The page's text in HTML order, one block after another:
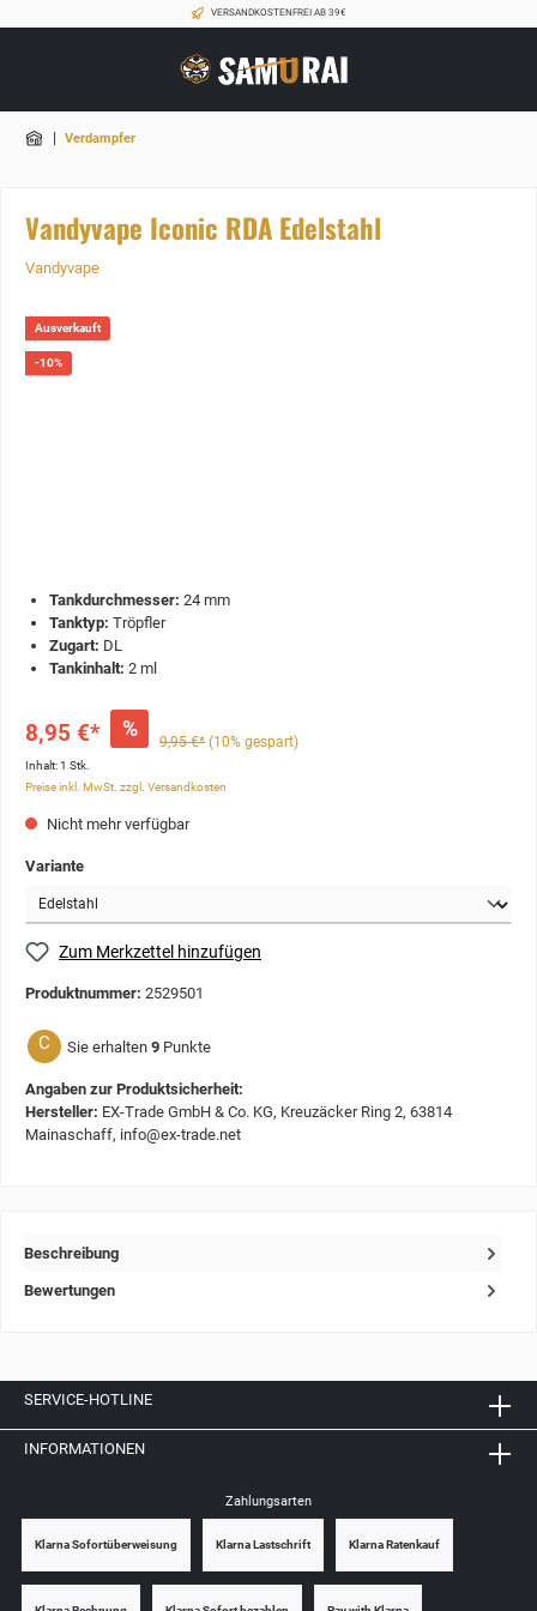
VERSANDKOSTENFREI AB 39€
| Verdampfer
Vandyvape Iconic RDA Edelstahl
Vandyvape
Ausverkauft
-10%
Tankdurchmesser: 24 mm
Tanktyp: Tröpfler
Zugart: DL
Tankinhalt: 2 ml
8,95 €* %
9,95 €* (10% gespart)
Inhalt:1 Stk.
Preise inkl. MwSt. zzgl. Versandkosten
Nicht mehr verfügbar
Variante
Zum Merkzettel hinzufügen
Produktnummer: 2529501
C Sie erhalten 9 Punkte
Angaben zur Produktsicherheit:
Hersteller: EX-Trade GmbH & Co. KG, Kreuzäcker Ring 2, 63814
Mainaschaff, info@ex-trade.net
Beschreibung
Bewertungen
SERVICE-HOTLINE
INFORMATIONEN
Zahlungsarten
Klarna Sofortüberweisung Klarna Lastschrift Klarna Ratenkauf